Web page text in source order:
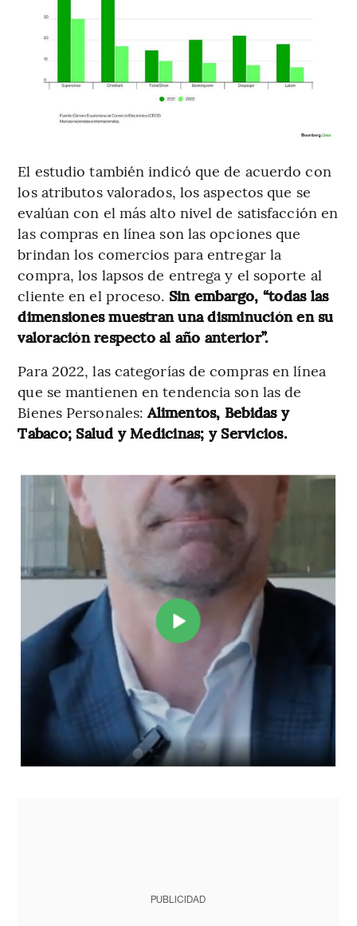
El estudio también indicó que de acuerdo con
los atributos valorados, los aspectos que se
evalúan con el más alto nivel de satisfacción en
las compras en línea son las opciones que
brindan los comercios para entregar la
compra, los lapsos de entrega y el soporte al
cliente en el proceso. Sin embargo, “todas las
dimensiones muestran una disminución en su
valoración respecto al año anterior”.
Para 2022, las categorías de compras en línea
que se mantienen en tendencia son las de
Bienes Personales:Alimentos, Bebidas y
Tabaco; Salud y Medicinas; y Servicios.
PUBLICIDAD